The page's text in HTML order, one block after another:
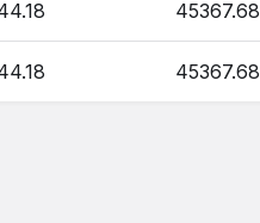
45367.68
45367.68